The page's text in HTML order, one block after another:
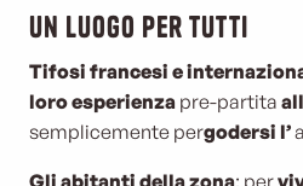
Un luogo per tutti
Tifosi francesi e
loro esperienza pre-partita
semplicemente pergodersi l’
Gli abitanti della zona: per